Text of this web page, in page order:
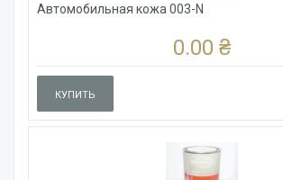
Автомобильная кожа 003-N
0.00 ₴
КУПИТЬ